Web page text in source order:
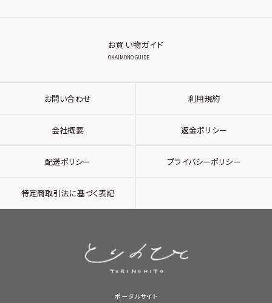
お買い物ガイド
OKAIMONO GUIDE
お問い合わせ 利用規約
会社概要 返金ポリシー
配送ポリシー プライバシーポリシー
特定商取引法に基づく表記
ポータルサイト